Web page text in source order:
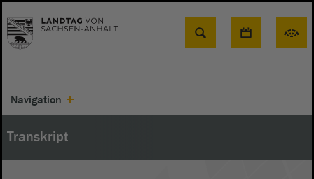
Suche
Navigation
Transkript